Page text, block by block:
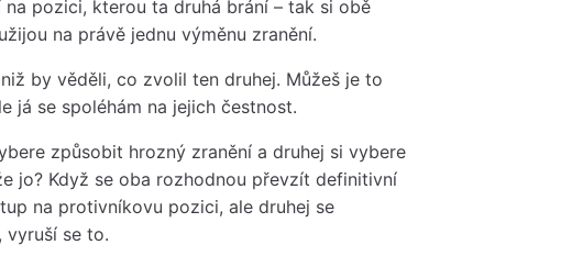
pozici, kterou ta druhá brání – tak si obě
na právě jednu výměnu zranění.
by věděli, co zvolil ten druhej. Můžeš je to
já se spoléhám na jejich čestnost.
způsobit hrozný zranění a druhej si vybere
jo? Když se oba rozhodnou převzít definitivní
na protivníkovu pozici, ale druhej se
se to.